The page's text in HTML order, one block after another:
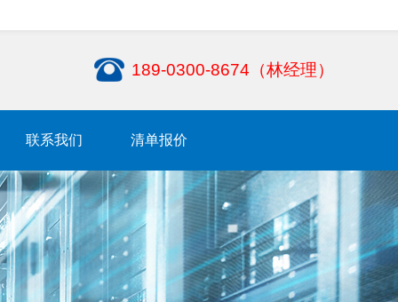
189-0300-8674（林经理）
联系我们 清单报价